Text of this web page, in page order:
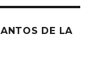
DE LA